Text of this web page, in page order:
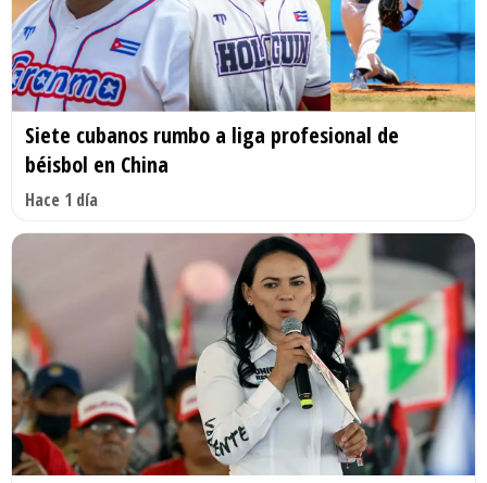
Siete cubanos rumbo a liga profesional de
béisbol en China
Hace 1 día